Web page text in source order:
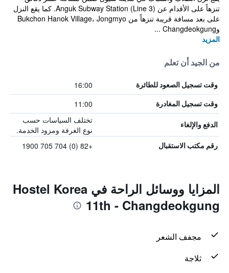
تنزهاً على الأقدام عن Anguk Subway Station (Line 3). كما يقع النزل
على بعد مسافة قريبة تنزهاً من Bukchon Hanok Village، Jongmyo
وChangdeokgung ...
المزيد
من الجيد أن تعلم
وقت تسجيل الصعود للطائرة 16:00
وقت تسجيل المغادرة 11:00
الدفع والإلغاء
تختلف السياسات حسب
نوع الغرفة ومزود الخدمة.
رقم مكتب الاستقبال +82 (0) 704 705 1900
المزايا ووسائل الراحة في Hostel Korea
11th - Changdeokgung
مجفف الشعر
ثلاجة